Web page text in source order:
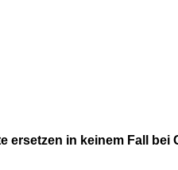
ersetzen in keinem Fall